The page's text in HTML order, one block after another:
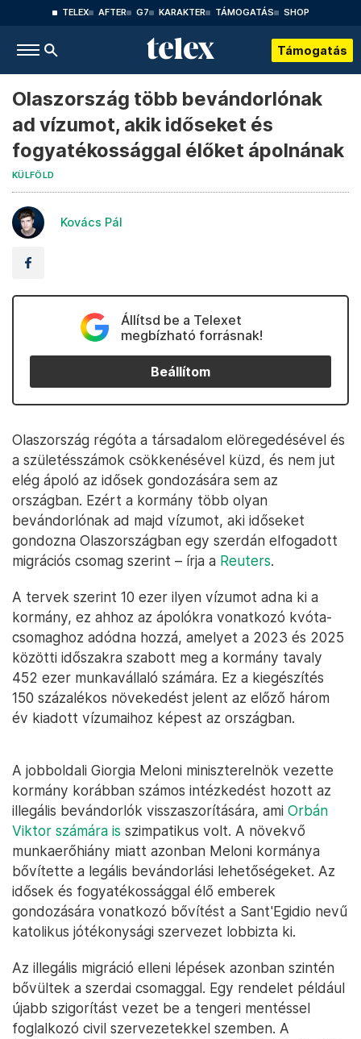
TELEX AFTER G7 KARAKTER TÁMOGATÁS SHOP
Támogatás
Olaszország több bevándorlónak
ad vízumot, akik időseket és
fogyatékossággal élőket ápolnának
KÜLFÖLD
Kovács Pál
Állítsd be a Telexet
megbízható forrásnak!
Beállítom
Olaszország régóta a társadalom elöregedésével és
a születésszámok csökkenésével küzd, és nem jut
elég ápoló az idősek gondozására sem az
országban. Ezért a kormány több olyan
bevándorlónak ad majd vízumot, aki időseket
gondozna Olaszországban egy szerdán elfogadott
migrációs csomag szerint – írja a Reuters.
A tervek szerint 10 ezer ilyen vízumot adna ki a
kormány, ez ahhoz az ápolókra vonatkozó kvóta-
csomaghoz adódna hozzá, amelyet a 2023 és 2025
közötti időszakra szabott meg a kormány tavaly
452 ezer munkavállaló számára. Ez a kiegészítés
150 százalékos növekedést jelent az előző három
év kiadott vízumaihoz képest az országban.
A jobboldali Giorgia Meloni miniszterelnök vezette
kormány korábban számos intézkedést hozott az
illegális bevándorlók visszaszorítására, ami Orbán
Viktor számára is szimpatikus volt. A növekvő
munkaerőhiány miatt azonban Meloni kormánya
bővítette a legális bevándorlási lehetőségeket. Az
idősek és fogyatékossággal élő emberek
gondozására vonatkozó bővítést a Sant'Egidio nevű
katolikus jótékonysági szervezet lobbizta ki.
Az illegális migráció elleni lépések azonban szintén
bővültek a szerdai csomaggal. Egy rendelet például
újabb szigorítást vezet be a tengeri mentéssel
foglalkozó civil szervezetekkel szemben. A